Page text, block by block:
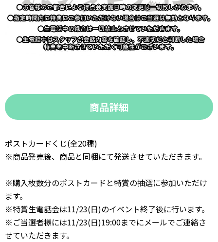
商品詳細
ポストカードくじ(全20種)
※商品発売後、商品と同梱にて発送させていただきます。
※購入枚数分のポストカードと特賞の抽選に参加いただけ
ます。
※特賞生電話会は11/23(日)のイベント終了後に行います。
※ご当選者様には11/23(日)19:00までにメールでご連絡さ
せていただきます。